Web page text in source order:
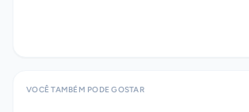
VOCÊ TAMBÉM PODE GOSTAR